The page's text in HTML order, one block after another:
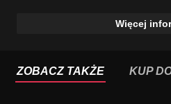
Więcej
ZOBACZ TAKŻE KUP